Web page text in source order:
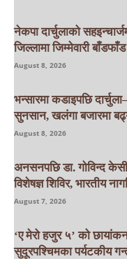
नेकपा दार्चुलाको
जिल्लामा जिम्मेवारी बाँडफाँड
August 8, 2026
भन्सारमा कडाइपछि
सुनसान, खलंगा बजारमा
August 8, 2026
अनसनपछि डा. गोविन्द
विशेषज्ञ शिविर, भारतीय
August 7, 2026
‘ए मेरो हजुर ५’ को
सुदूरपश्चिमका पर्यटकीय